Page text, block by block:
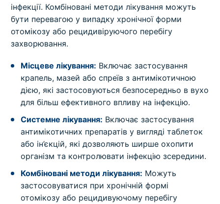
інфекції. Комбіновані методи лікування можуть
бути перевагою у випадку хронічної форми
отомікозу або рецидивіруючого перебігу
захворювання.
Місцеве лікування: Включає застосування
крапель, мазей або спреїв з антимікотичною
дією, які застосовуються безпосередньо в вухо
для більш ефективного впливу на інфекцію.
Системне лікування: Включає застосування
антимікотичних препаратів у вигляді таблеток
або ін’єкцій, які дозволяють ширше охопити
організм та контролювати інфекцію зсередини.
Комбіновані методи лікування: Можуть
застосовуватися при хронічній формі
отомікозу або рецидивуючому перебігу